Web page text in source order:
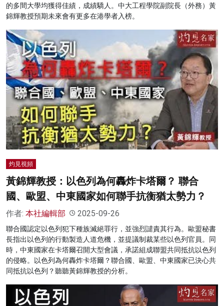
的多間大學均獲得佳績，成績驕人。中大工程學院副院長（外務）黃
錦輝教授預期未來會有更多在港學者入榜。
灼見視頻
黃錦輝教授：以色列為何轟炸卡塔爾？ 聯合
國、歐盟、中東國家如何聯手抗衡猶太勢力？
作者: 本社編輯部 2025-09-26
聯合國認定以色列犯下種族滅絕罪行，並強烈譴責其行為。歐盟秘書
長指出以色列的行動製造人道危機，並提議制裁某些以色列官員。同
時，中東國家在卡塔爾召開大型會議，承諾組成聯盟共同抵抗以色列
的侵略。以色列為何轟炸卡塔爾？聯合國、歐盟、中東國家已決心共
同抵抗以色列？聽聽黃錦輝教授的分析。